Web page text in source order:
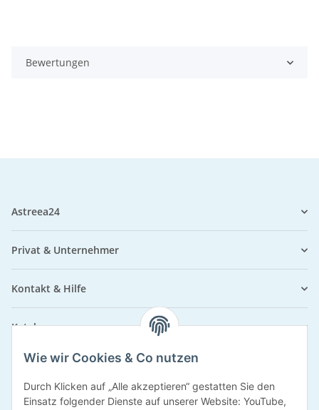
Wie wir Cookies & Co nutzen
Durch Klicken auf „Alle akzeptieren“ gestatten Sie den
Einsatz folgender Dienste auf unserer Website: YouTube,
Bewertungen
Astreea24
Privat & Unternehmer
Kontakt & Hilfe
Kataloge
Zahlungsarten